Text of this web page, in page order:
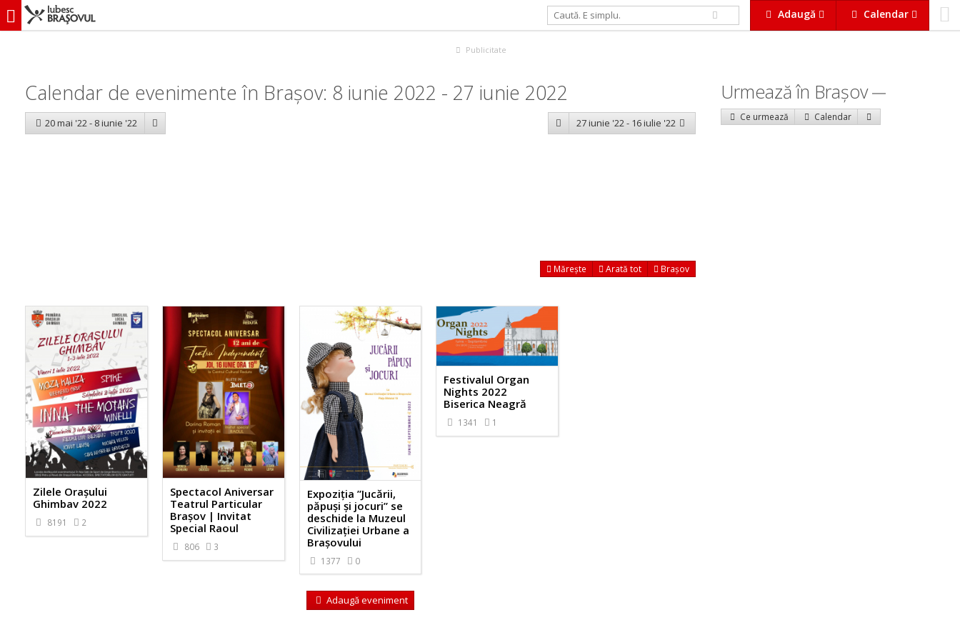
Adaugă Calendar
iubescbraşovul.ro
Publicitate
Calendar de evenimente în Brașov: 8 iunie 2022 - 27 iunie 2022
20 mai '22 - 8 iunie '22 27 iunie '22 - 16 iulie '22
Mărește Arată tot Brașov
Zilele Orașului
Ghimbav 2022
8191 2
Spectacol Aniversar
Teatrul Particular
Brașov | Invitat
Special Raoul
806 3
Expoziţia ”Jucării,
păpuși și jocuri” se
deschide la Muzeul
Civilizației Urbane a
Brașovului
1377 0
Festivalul Organ
Nights 2022
Biserica Neagră
1341 1
Adaugă eveniment
Urmează în Braşov
Ce urmează Calendar